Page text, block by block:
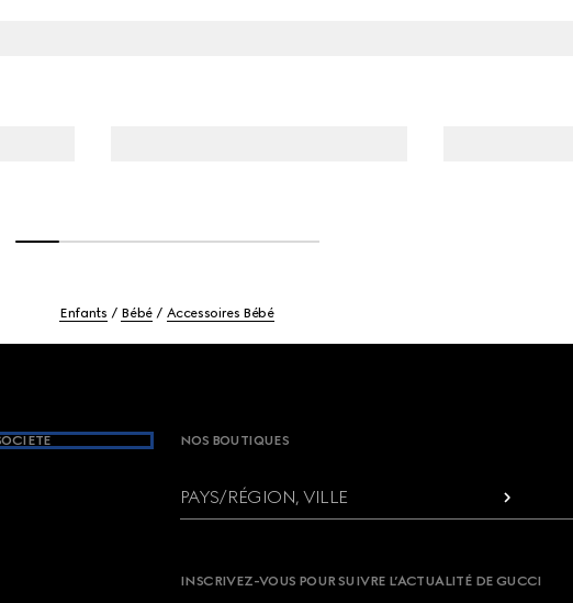
Enfants Bébé Accessoires Bébé
NOS BOUTIQUES
PAYS/RÉGION, VILLE
INSCRIVEZ-VOUS POUR SUIVRE L’ACTUALITÉ DE GUCCI